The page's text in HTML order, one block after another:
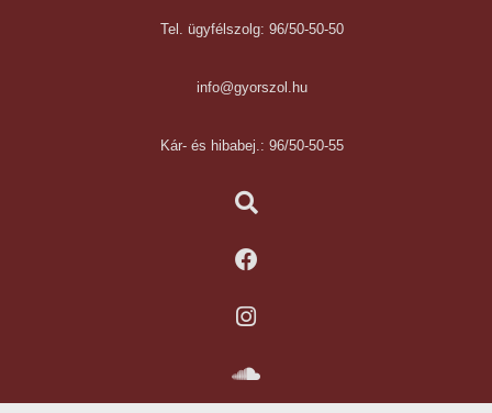
Tel. ügyfélszolg: 96/50-50-50
info@gyorszol.hu
Kár- és hibabej.: 96/50-50-55